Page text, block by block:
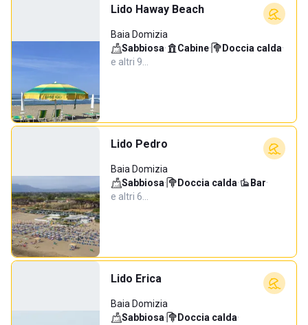
Lido Haway Beach
Baia Domizia
Sabbiosa· Cabine· Doccia calda·
e altri 9…
Lido Pedro
Baia Domizia
Sabbiosa· Doccia calda· Bar·
e altri 6…
Lido Erica
Baia Domizia
Sabbiosa· Doccia calda·